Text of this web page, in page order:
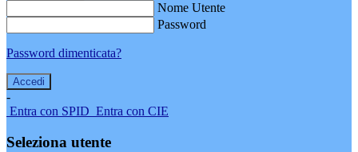
Nome Utente
Password
Password dimenticata?
-
Entra con SPID Entra con CIE
Seleziona utente